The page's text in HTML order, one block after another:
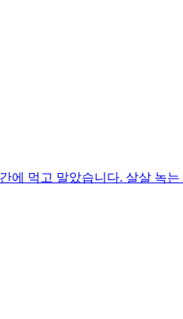
에 먹고 말았습니다. 살살 녹